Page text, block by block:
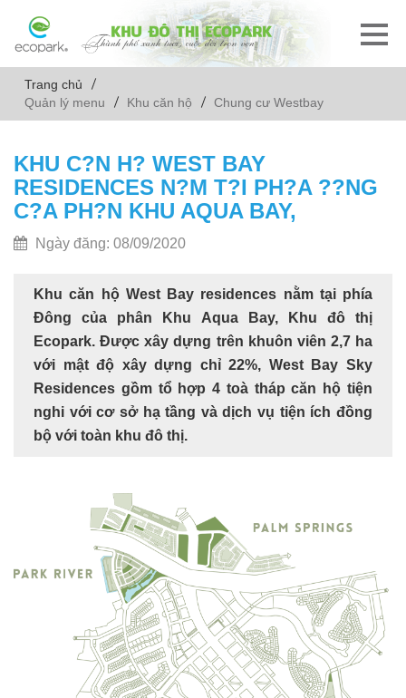
Trang chủ
Quản lý menu
Khu căn hộ Chung cư Westbay
KHU C?N H? WEST BAY
RESIDENCES N?M T?I PH?A ??NG
C?A PH?N KHU AQUA BAY,
Ngày đăng: 08/09/2020
Khu căn hộ West Bay residences nằm tại phía
Đông của phân Khu Aqua Bay, Khu đô thị
Ecopark. Được xây dựng trên khuôn viên 2,7 ha
với mật độ xây dựng chỉ 22%, West Bay Sky
Residences gồm tổ hợp 4 toà tháp căn hộ tiện
nghi với cơ sở hạ tầng và dịch vụ tiện ích đồng
bộ với toàn khu đô thị.